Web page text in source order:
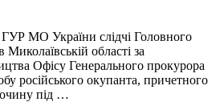
ГУР МО України слідчі Головного
Миколаївській області за
Офісу Генерального прокурора
російського окупанта, причетного
під …